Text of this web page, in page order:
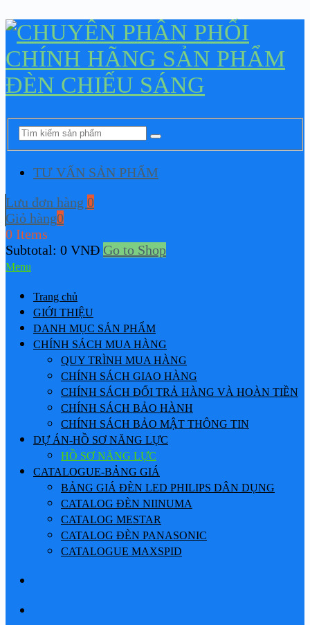
TƯ VẤN SẢN PHẨM
Lưu đơn hàng 0
Giỏ hàng0
0 Items
Subtotal: 0 VNĐ Go to Shop
Menu
Trang chủ
GIỚI THIỆU
DANH MỤC SẢN PHẨM
CHÍNH SÁCH MUA HÀNG
QUY TRÌNH MUA HÀNG
CHÍNH SÁCH GIAO HÀNG
CHÍNH SÁCH ĐỔI TRẢ HÀNG VÀ HOÀN TIỀN
CHÍNH SÁCH BẢO HÀNH
CHÍNH SÁCH BẢO MẬT THÔNG TIN
DỰ ÁN-HỒ SƠ NĂNG LỰC
HỒ SƠ NĂNG LỰC
CATALOGUE-BẢNG GIÁ
BẢNG GIÁ ĐÈN LED PHILIPS DÂN DỤNG
CATALOG ĐÈN NIINUMA
CATALOG MESTAR
CATALOG ĐÈN PANASONIC
CATALOGUE MAXSPID